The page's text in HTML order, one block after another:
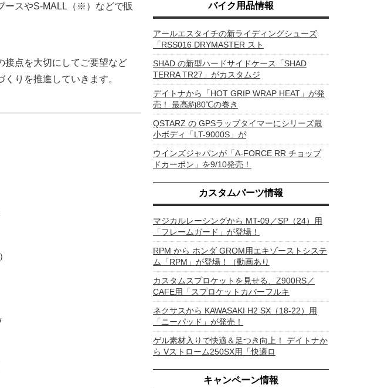
ースやS-MALL（※）などで販
接点を大切にしてご要望など
りを推進していきます。
バイク用品情報
アールエスタイチの新ライディングシューズ
「RSS016 DRYMASTER スト
SHAD の新型ハードサイドケース「SHAD
TERRA TR27」がカスタムジ
デイトナから「HOT GRIP WRAP HEAT」が発
売！ 最高約80℃の巻き
QSTARZ の GPSラップタイマーにシリーズ最
小ボディ「LT-9000S」が
ウインズジャパンが「A-FORCE RR チョップ
ドカーボン」を9/10発売！
カスタムパーツ情報
マジカルレーシングから MT-09／SP（24）用
「フレームガード」が登場！
RPM から ホンダ GROM用エキゾーストシステ
ム「RPM」が登場！（動画あり
カスタムスプロケットを見せる、Z900RS／
CAFE用「スプロケットカバーフルキ
ネクサスから KAWASAKI H2 SX（18-22）用
「ニーパッド」が発売！
ゲル素材入りで快適＆足つき向上！ デイトナか
ら Vストローム250SX用「快適ロ
キャンペーン情報